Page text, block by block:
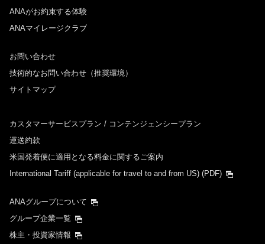
ANAがお約束する体験
ANAマイレージクラブ
お問い合わせ
技術的なお問い合わせ（推奨環境）
サイトマップ
カスタマーサービスプラン / コンテンジェンシープラン
運送約款
米国発着便に適用となる料金に関するご案内
International Tariff (applicable for travel to and from US) (PDF)
ANAグループについて
グループ企業一覧
株主・投資家情報